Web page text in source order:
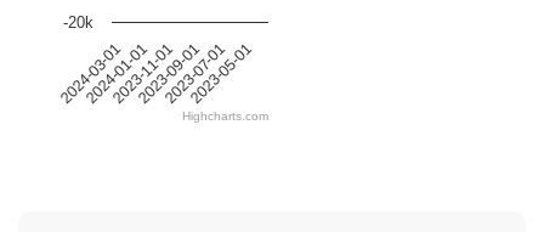
2024-03-01
2024-01-01
2023-11-01
2023-09-01
2023-07-01
2023-05-01
-20k
Highcharts.com